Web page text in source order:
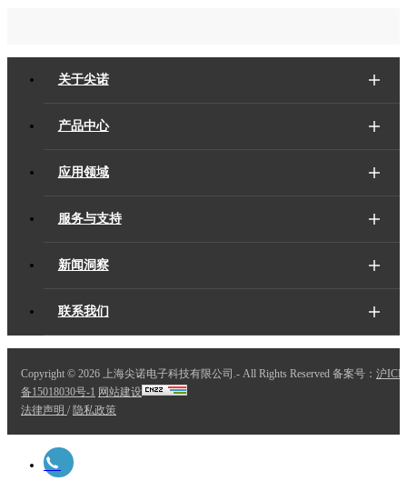
关于尖诺
产品中心
应用领域
服务与支持
新闻洞察
联系我们
Copyright © 2026 上海尖诺电子科技有限公司.- All Rights Reserved 备案号： 沪ICP
备15018030号-1 网站建设
法律声明 / 隐私政策